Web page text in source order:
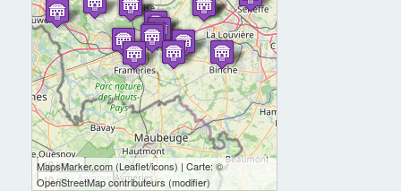
10 km
10 mi
MapsMarker.com(Leaflet/icons) | Carte: ©
OpenStreetMap contributeurs (modifier)